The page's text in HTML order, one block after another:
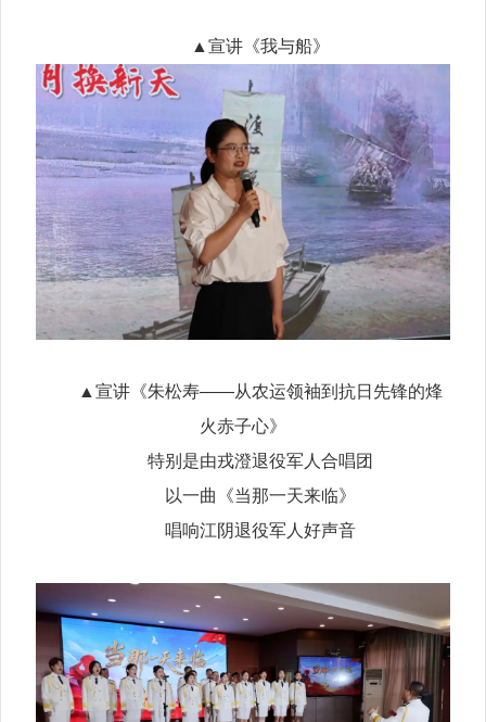
▲宣讲《我与船》
▲宣讲《朱松寿——从农运领袖到抗日先锋的烽
火赤子心》
特别是由戎澄退役军人合唱团
以一曲《当那一天来临》
唱响江阴退役军人好声音